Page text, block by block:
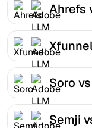
Ahrefs
Soro
Semji